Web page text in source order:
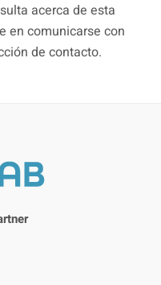
acerca de esta
en comunicarse con
de contacto.